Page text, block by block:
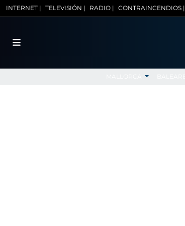
INTERNET | TELEVISIÓN | RADIO | CONTRAINCENDIOS |